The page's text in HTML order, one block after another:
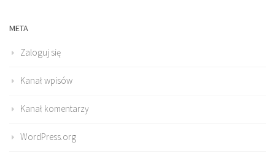
META
Zaloguj się
Kanał wpisów
Kanał komentarzy
WordPress.org